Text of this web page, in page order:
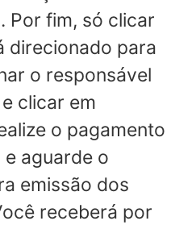
Por fim, só clicar
direcionado para
o responsável
clicar em
o pagamento
aguarde o
emissão dos
receberá por